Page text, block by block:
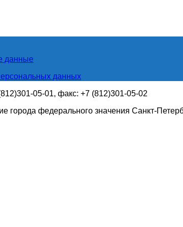
данные
данных
05-01, факс: +7 (812)301-05-02
города федерального значения Санкт-